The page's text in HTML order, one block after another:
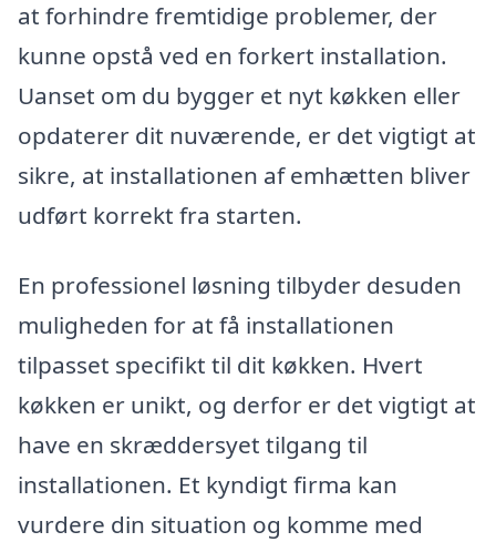
at forhindre fremtidige problemer, der
kunne opstå ved en forkert installation.
Uanset om du bygger et nyt køkken eller
opdaterer dit nuværende, er det vigtigt at
sikre, at installationen af emhætten bliver
udført korrekt fra starten.
En professionel løsning tilbyder desuden
muligheden for at få installationen
tilpasset specifikt til dit køkken. Hvert
køkken er unikt, og derfor er det vigtigt at
have en skræddersyet tilgang til
installationen. Et kyndigt firma kan
vurdere din situation og komme med